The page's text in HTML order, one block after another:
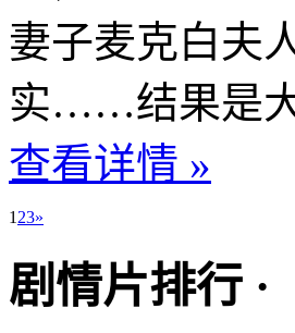
妻子麦克白夫
实……结果是
查看详情 »
1 23»
剧情片排行 ·